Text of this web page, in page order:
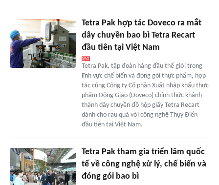
Tetra Pak hợp tác Doveco ra mắt
dây chuyền bao bì Tetra Recart
đầu tiên tại Việt Nam
Tetra Pak, tập đoàn hàng đầu thế giới trong
lĩnh vực chế biến và đóng gói thực phẩm, hợp
tác cùng Công ty Cổ phần Xuất nhập khẩu thực
phẩm Đồng Giao (Doveco) chính thức khánh
thành dây chuyền đồ hộp giấy Tetra Recart
dành cho rau quả với công nghệ Thụy Điển
đầu tiên tại Việt Nam.
Tetra Pak tham gia triển lãm quốc
tế về công nghệ xử lý, chế biến và
đóng gói bao bì